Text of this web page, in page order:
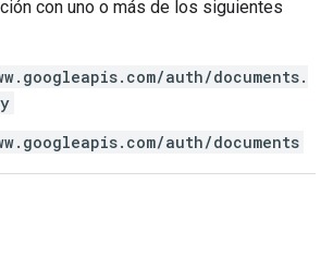
con uno o más de los siguientes
auth/documents.
auth/documents